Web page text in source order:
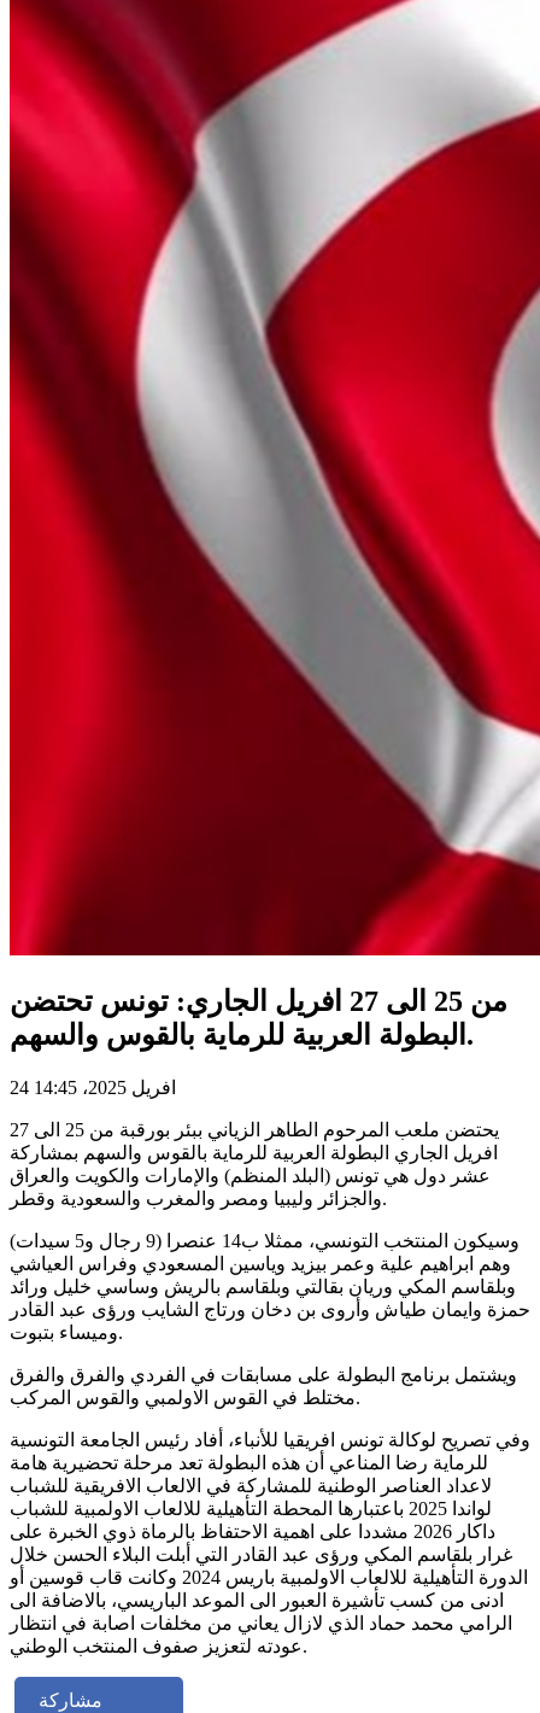
من 25 الى 27 افريل الجاري: تونس تحتضن
البطولة العربية للرماية بالقوس والسهم.
24 افريل 2025، 14:45
يحتضن ملعب المرحوم الطاهر الزياني ببئر بورقبة من 25 الى 27
افريل الجاري البطولة العربية للرماية بالقوس والسهم بمشاركة
عشر دول هي تونس (البلد المنظم) والإمارات والكويت والعراق
والجزائر وليبيا ومصر والمغرب والسعودية وقطر.
وسيكون المنتخب التونسي، ممثلا ب14 عنصرا (9 رجال و5 سيدات)
وهم ابراهيم علية وعمر بيزيد وياسين المسعودي وفراس العياشي
وبلقاسم المكي وريان بقالتي وبلقاسم بالريش وساسي خليل ورائد
حمزة وايمان طياش وأروى بن دخان ورتاج الشايب ورؤى عبد القادر
وميساء بتبوت.
ويشتمل برنامج البطولة على مسابقات في الفردي والفرق والفرق
مختلط في القوس الاولمبي والقوس المركب.
وفي تصريح لوكالة تونس افريقيا للأنباء، أفاد رئيس الجامعة التونسية
للرماية رضا المناعي أن هذه البطولة تعد مرحلة تحضيرية هامة
لاعداد العناصر الوطنية للمشاركة في الالعاب الافريقية للشباب
لواندا 2025 باعتبارها المحطة التأهيلية للالعاب الاولمبية للشباب
داكار 2026 مشددا على اهمية الاحتفاظ بالرماة ذوي الخبرة على
غرار بلقاسم المكي ورؤى عبد القادر التي أبلت البلاء الحسن خلال
الدورة التأهيلية للالعاب الاولمبية باريس 2024 وكانت قاب قوسين أو
ادنى من كسب تأشيرة العبور الى الموعد الباريسي، بالاضافة الى
الرامي محمد حماد الذي لازال يعاني من مخلفات اصابة في انتظار
عودته لتعزيز صفوف المنتخب الوطني.
مشاركة